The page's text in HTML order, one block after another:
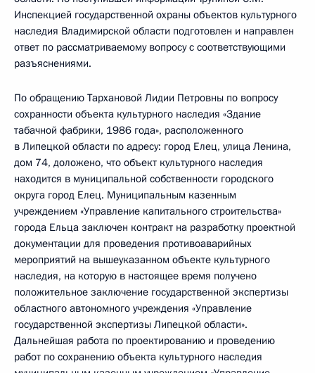
Инспекцией государственной охраны объектов культурного
наследия Владимирской области подготовлен и направлен
ответ по рассматриваемому вопросу с соответствующими
разъяснениями.
По обращению Тархановой Лидии Петровны по вопросу
сохранности объекта культурного наследия «Здание
табачной фабрики, 1986 года», расположенного
в Липецкой области по адресу: город Елец, улица Ленина,
дом 74, доложено, что объект культурного наследия
находится в муниципальной собственности городского
округа город Елец. Муниципальным казенным
учреждением «Управление капитального строительства»
города Ельца заключен контракт на разработку проектной
документации для проведения противоаварийных
мероприятий на вышеуказанном объекте культурного
наследия, на которую в настоящее время получено
положительное заключение государственной экспертизы
областного автономного учреждения «Управление
государственной экспертизы Липецкой области».
Дальнейшая работа по проектированию и проведению
работ по сохранению объекта культурного наследия